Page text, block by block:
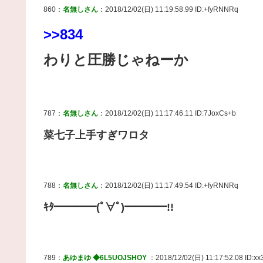
860： 名無しさん ：2018/12/02(日) 11:19:58.99 ID:+fyRNNRq
>>834
わりと圧勝じゃねーか
787： 名無しさん ：2018/12/02(日) 11:17:46.11 ID:7JoxCs+b
菜七子上手すぎワロタ
788： 名無しさん ：2018/12/02(日) 11:17:49.54 ID:+fyRNNRq
ｷﾀ━━━━(ﾟ∀ﾟ)━━━━!!
789： あゆまゆ ◆6L5UOJSHOY ：2018/12/02(日) 11:17:52.08